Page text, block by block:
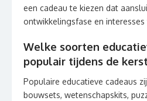
een cadeau te kiezen dat
ontwikkelingsfase en interesses
Welke soorten
populair tijdens de
Populaire educatieve cadeaus
bouwsets, wetenschapskits,